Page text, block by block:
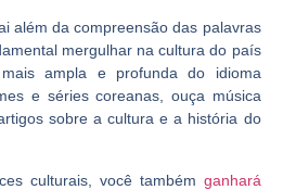
além da compreensão das palavras
mergulhar na cultura do país
ampla e profundado idioma
e séries coreanas, ouça música
sobre a cultura e a história do
culturais, você também ganhará